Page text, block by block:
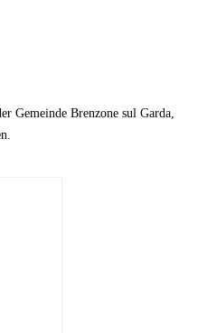
Gemeinde Brenzone sul Garda,